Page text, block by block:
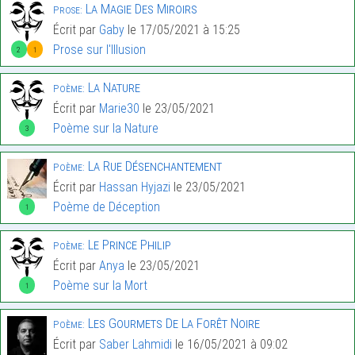
2 1
Prose: La Magie Des Miroirs
Écrit par Gaby le 17/05/2021 à 15:25
Prose sur l'Illusion
3
Poème: La Nature
Écrit par Marie30 le 23/05/2021
Poème sur la Nature
1
Poème: La Rue Désenchantement
Écrit par Hassan Hyjazi le 23/05/2021
Poème de Déception
1
Poème: Le Prince Philip
Écrit par Anya le 23/05/2021
Poème sur la Mort
Poème: Les Gourmets De La Forêt Noire
Écrit par Saber Lahmidi le 16/05/2021 à 09:02